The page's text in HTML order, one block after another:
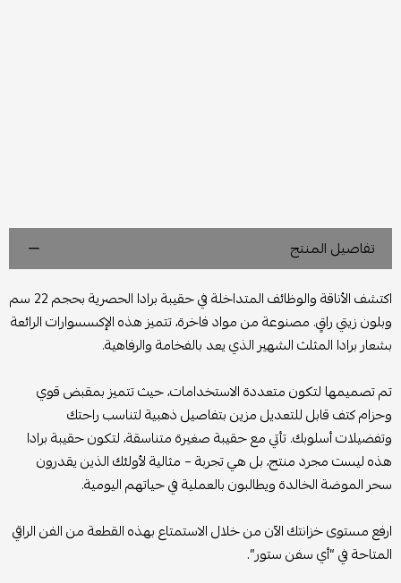
تفاصيل المنتج
اكتشف الأناقة والوظائف المتداخلة في حقيبة برادا الحصرية بحجم 22 سم
وبلون زيتي راقٍ. مصنوعة من مواد فاخرة، تتميز هذه الإكسسوارات الرائعة
بشعار برادا المثلث الشهير الذي يعد بالفخامة والرفاهية.
تم تصميمها لتكون متعددة الاستخدامات، حيث تتميز بمقبض قوي
وحزام كتف قابل للتعديل مزين بتفاصيل ذهبية لتناسب راحتك
وتفضيلات أسلوبك. تأتي مع حقيبة صغيرة متناسقة، لتكون حقيبة برادا
هذه ليست مجرد منتج، بل هي تجربة – مثالية لأولئك الذين يقدرون
سحر الموضة الخالدة ويطالبون بالعملية في حياتهم اليومية.
ارفع مستوى خزانتك الآن من خلال الاستمتاع بهذه القطعة من الفن الراقي
المتاحة في “أي سفن ستور”.